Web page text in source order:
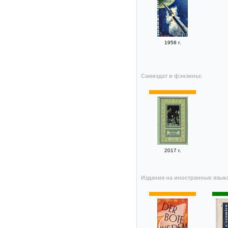
1958 г.
Самиздат и фэнзины:
2017 г.
Издания на иностранных